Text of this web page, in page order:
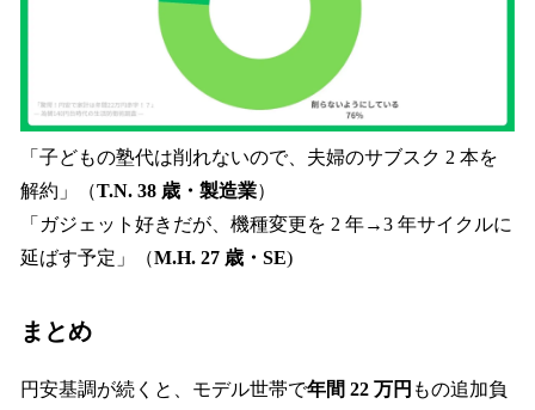
「子どもの塾代は削れないので、夫婦のサブスク 2 本を
解約」（T.N. 38 歳・製造業）
「ガジェット好きだが、機種変更を 2 年→3 年サイクルに
延ばす予定」（M.H. 27 歳・SE)
まとめ
円安基調が続くと、モデル世帯で年間 22 万円 もの追加負